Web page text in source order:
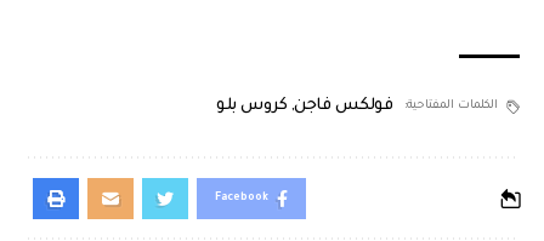
الكلمات المفتاحية: فولكس فاجن, كروس بلو
Facebook